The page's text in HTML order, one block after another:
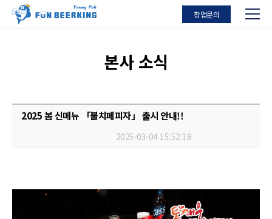
창업문의
본사 소식
2025 봄 신메뉴 「불치페피자」 출시 안내!!
2025-03-04 15:52:18